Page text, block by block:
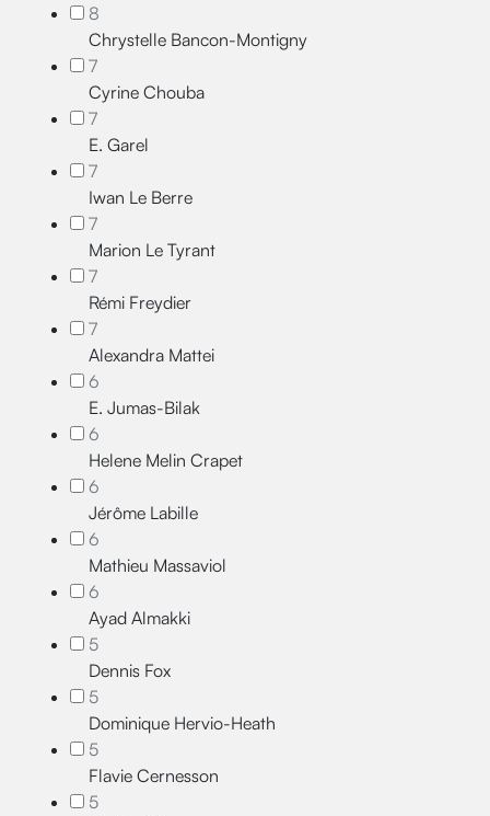
8
Chrystelle Bancon-Montigny
7
Cyrine Chouba
7
E. Garel
7
Iwan Le Berre
7
Marion Le Tyrant
7
Rémi Freydier
7
Alexandra Mattei
6
E. Jumas-Bilak
6
Helene Melin Crapet
6
Jérôme Labille
6
Mathieu Massaviol
6
Ayad Almakki
5
Dennis Fox
5
Dominique Hervio-Heath
5
Flavie Cernesson
5